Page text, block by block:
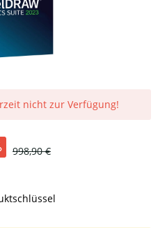
nicht zur Verfügung!
998,90 €